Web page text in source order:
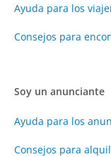
Ayuda para los
Consejos para
Soy un anunciante
Ayuda para los
Consejos para